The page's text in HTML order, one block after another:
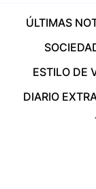
ÚLTIMAS
ESTILO DE
DIARIO